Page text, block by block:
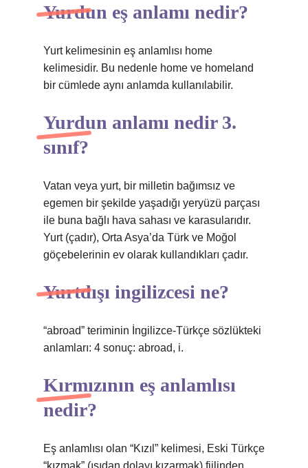
Yurdun eş anlamı nedir?
Yurt kelimesinin eş anlamlısı home
kelimesidir. Bu nedenle home ve homeland
bir cümlede aynı anlamda kullanılabilir.
Yurdun anlamı nedir 3.
sınıf?
Vatan veya yurt, bir milletin bağımsız ve
egemen bir şekilde yaşadığı yeryüzü parçası
ile buna bağlı hava sahası ve karasularıdır.
Yurt (çadır), Orta Asya’da Türk ve Moğol
göçebelerinin ev olarak kullandıkları çadır.
Yurtdışı ingilizcesi ne?
“abroad” teriminin İngilizce-Türkçe sözlükteki
anlamları: 4 sonuç: abroad, i.
Kırmızının eş anlamlısı
nedir?
Eş anlamlısı olan “Kızıl” kelimesi, Eski Türkçe
“kızmak” (ısıdan dolayı kızarmak) fiilinden